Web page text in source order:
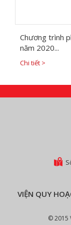
Chương trình
năm 2020...
Chi tiết >
VIỆN QUY
© 2015